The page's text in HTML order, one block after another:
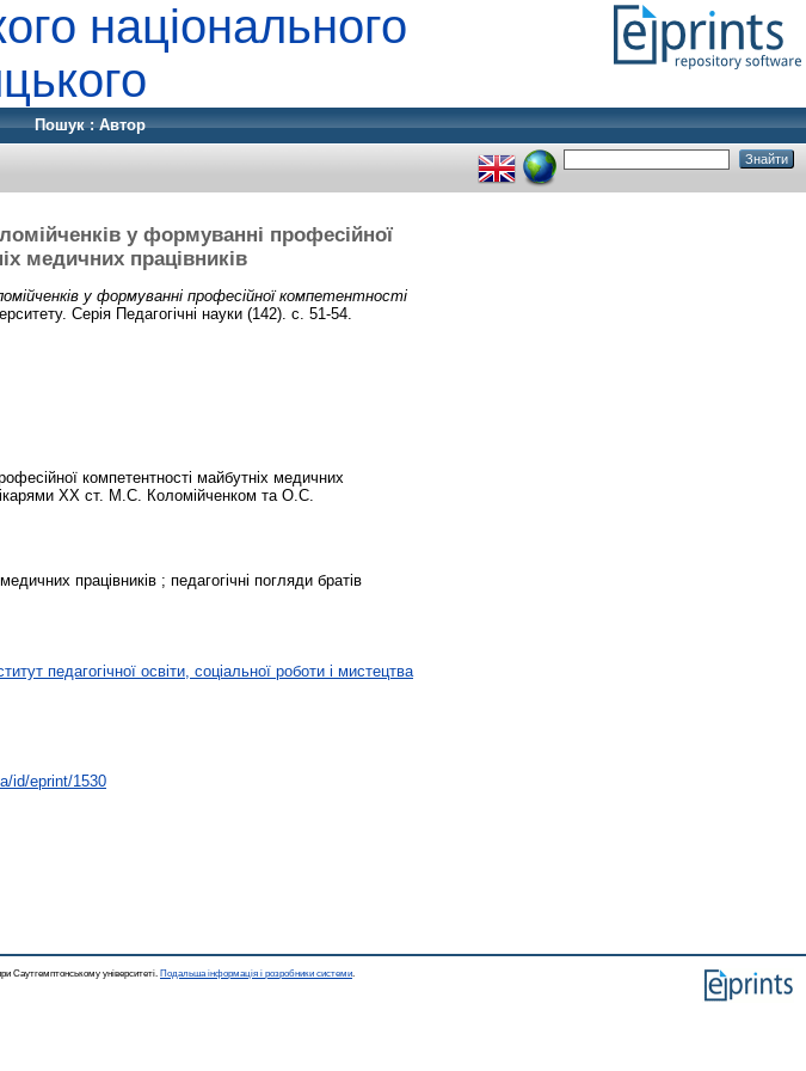
національного
Пошук : Автор
у формуванні професійної
медичних працівників
у формуванні професійної компетентності
Серія Педагогічні науки (142). с. 51-54.
компетентності майбутніх медичних
XX ст. М.С. Коломійченком та О.С.
працівників ; педагогічні погляди братів
педагогічної освіти, соціальної роботи і мистецтва
id/eprint/1530
Саутгемптонському університеті. Подальша інформація і розробники системи